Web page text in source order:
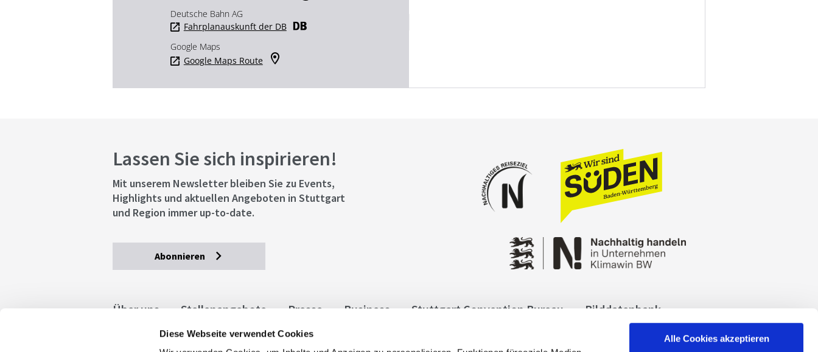
Diese Webseite verwendet Cookies
Alle Cookies akzeptieren
Deutsche Bahn AG
Fahrplanauskunft der DB
Google Maps
Google Maps Route
Lassen Sie sich inspirieren!
Mit unserem Newsletter bleiben Sie zu Events,
Highlights und aktuellen Angeboten in Stuttgart
und Region immer up-to-date.
Abonnieren
Über uns Stellenangebote Presse Business Stuttgart Convention Bureau
Bilddatenbank
Allgemeine Geschäftsbedingungen